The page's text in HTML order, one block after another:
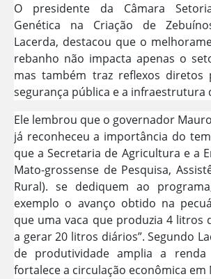
O presidente da Câmara
Genética na Criação de
Lacerda, destacou que o
rebanho não impacta apenas o
mas também traz reflexos diretos
segurança pública e a infraestrutura
Ele lembrou que o governador
já reconheceu a importância do
que a Secretaria de Agricultura e a
Mato-grossense de Pesquisa,
Rural). se dediquem ao
exemplo o avanço obtido na
que uma vaca que produzia 4 litros
a gerar 20 litros diários”. Segundo
de produtividade amplia a
fortalece a circulação econômica em